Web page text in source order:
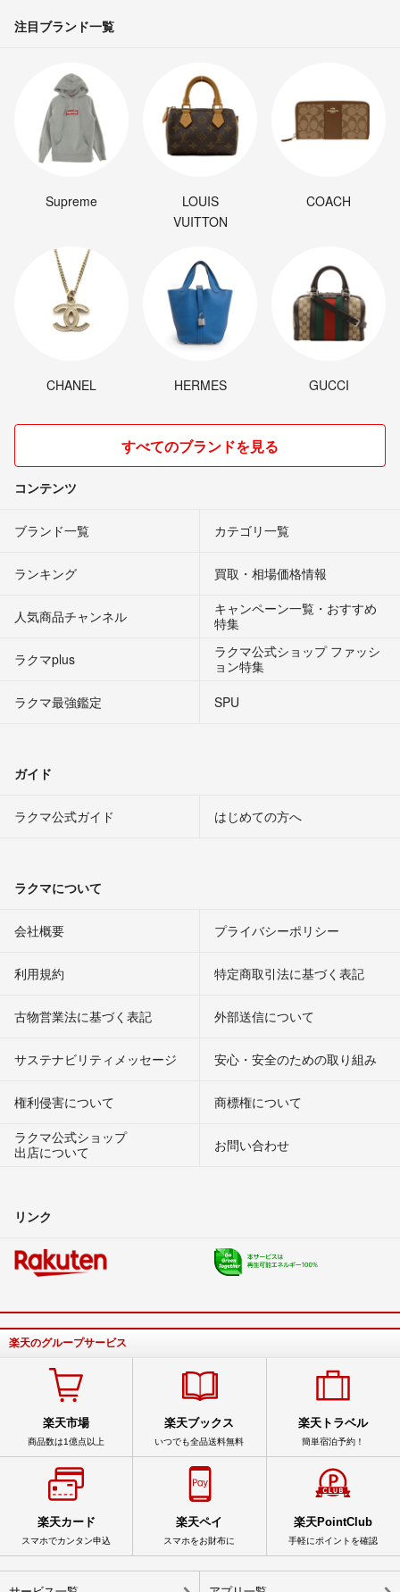
注目ブランド一覧
Supreme
LOUIS
VUITTON
COACH
CHANEL HERMES GUCCI
すべてのブランドを見る
コンテンツ
ブランド一覧 カテゴリ一覧
ランキング 買取・相場価格情報
人気商品チャンネル
キャンペーン一覧・おすすめ
特集
ラクマplus
ラクマ公式ショップ ファッシ
ョン特集
ラクマ最強鑑定
SPU
ガイド
ラクマ公式ガイド はじめての方へ
ラクマについて
会社概要 プライバシーポリシー
利用規約 特定商取引法に基づく表記
古物営業法に基づく表記 外部送信について
サステナビリティメッセージ 安心・安全のための取り組み
権利侵害について
商標権について
ラクマ公式ショップ
出店について
お問い合わせ
リンク
楽天のグループサービス
楽天市場
商品数は1億点以上
楽天ブックス
いつでも全品送料無料
楽天トラベル
簡単宿泊予約！
楽天カード
スマホでカンタン申込
楽天ペイ
スマホをお財布に
楽天PointClub
手軽にポイントを確認